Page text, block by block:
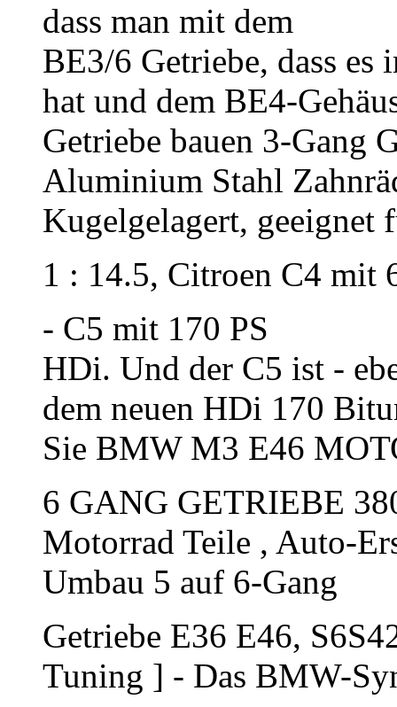
dass man mit dem
BE3/6 Getriebe, dass es
hat und dem BE4-
Getriebe bauen 3-Gang
Aluminium Stahl
Kugelgelagert, geeignet
1 : 14.5, Citroen C4 mit
- C5 mit 170 PS
HDi. Und der C5 ist -
dem neuen HDi 170
Sie BMW M3 E46
6 GANG GETRIEBE
Motorrad Teile , Auto-
Umbau 5 auf 6-Gang
Getriebe E36 E46,
Tuning ] - Das BMW-